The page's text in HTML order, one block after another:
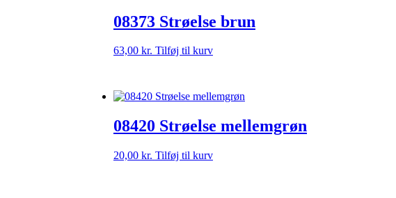
08373 Strøelse brun
63,00 kr. Tilføj til kurv
08420 Strøelse mellemgrøn
20,00 kr. Tilføj til kurv